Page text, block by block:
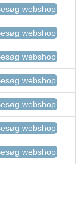
webshop
webshop
webshop
webshop
webshop
webshop
webshop